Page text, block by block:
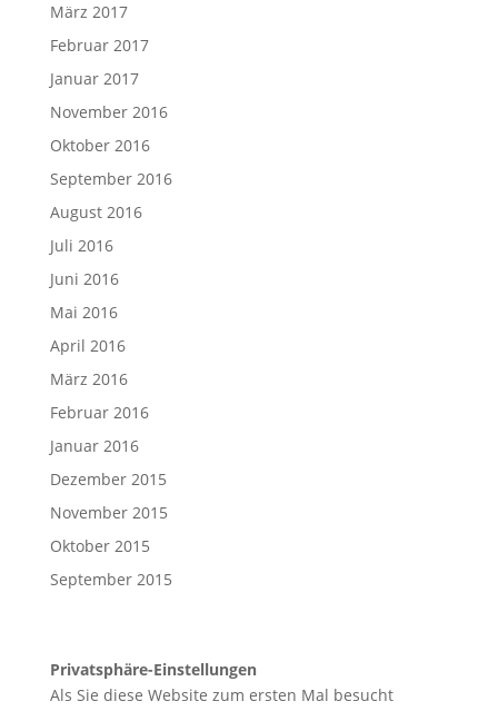
März 2017
Februar 2017
Januar 2017
November 2016
Oktober 2016
September 2016
August 2016
Juli 2016
Juni 2016
Mai 2016
April 2016
März 2016
Februar 2016
Januar 2016
Dezember 2015
November 2015
Oktober 2015
September 2015
Privatsphäre-Einstellungen
Als Sie diese Website zum ersten Mal besucht